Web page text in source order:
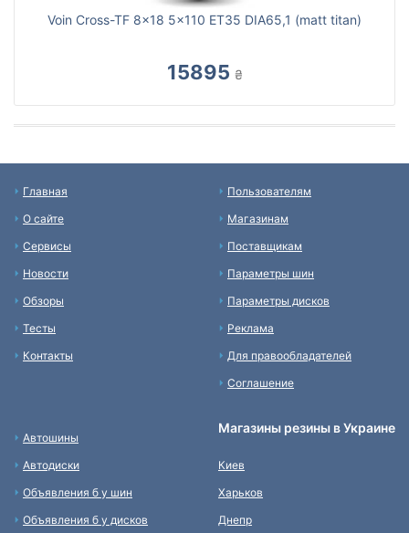
Voin Cross-TF 8x18 5x110 ET35 DIA65,1 (matt titan)
15895 ₴
Главная
О сайте
Сервисы
Новости
Обзоры
Тесты
Контакты
Пользователям
Магазинам
Поставщикам
Параметры шин
Параметры дисков
Реклама
Для правообладателей
Соглашение
Автошины
Автодиски
Объявления б у шин
Объявления б у дисков
Магазины резины в Украине
Киев
Харьков
Днепр